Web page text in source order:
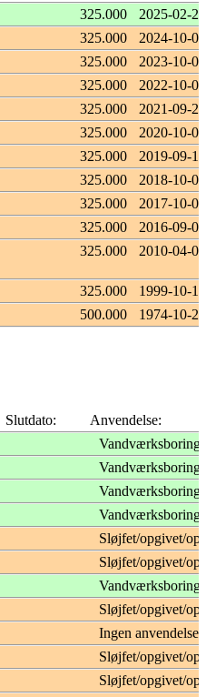
325.000
2025-02-26
325.000
2024-10-04
325.000
2023-10-07
325.000
2022-10-06
325.000
2021-09-27
325.000
2020-10-02
325.000
2019-09-17
325.000
2018-10-02
325.000
2017-10-02
325.000
2016-09-07
325.000 2010-04-01
325.000
1999-10-12
500.000 1974-10-22
Slutdato:
Anvendelse:
Vandværksboring
Vandværksboring
Vandværksboring
Vandværksboring
Sløjfet/opgivet/
Sløjfet/opgivet/
Vandværksboring
Sløjfet/opgivet/
Ingen anvendelse
Sløjfet/opgivet/
Sløjfet/opgivet/